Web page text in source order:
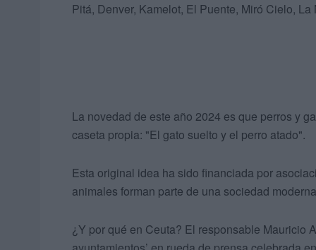
Pitá, Denver, Kamelot, El Puente, Miró Cielo,
La novedad de este año 2024 es que perros y
caseta propia: "El gato suelto y el perro atado".
Esta original idea ha sido financiada por
animales forman parte de una sociedad
¿Y por qué en Ceuta? El responsable Mauricio